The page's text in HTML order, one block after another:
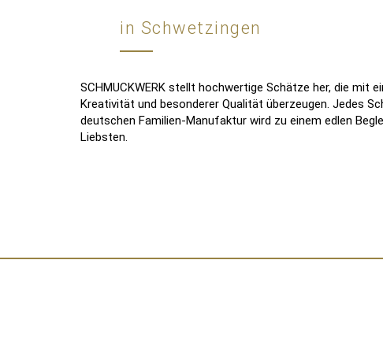
in Schwetzingen
SCHMUCKWERK stellt hochwertige Schätze her, die mit
Kreativität und besonderer Qualität überzeugen. Jedes
deutschen Familien-Manufaktur wird zu einem edlen
Liebsten.